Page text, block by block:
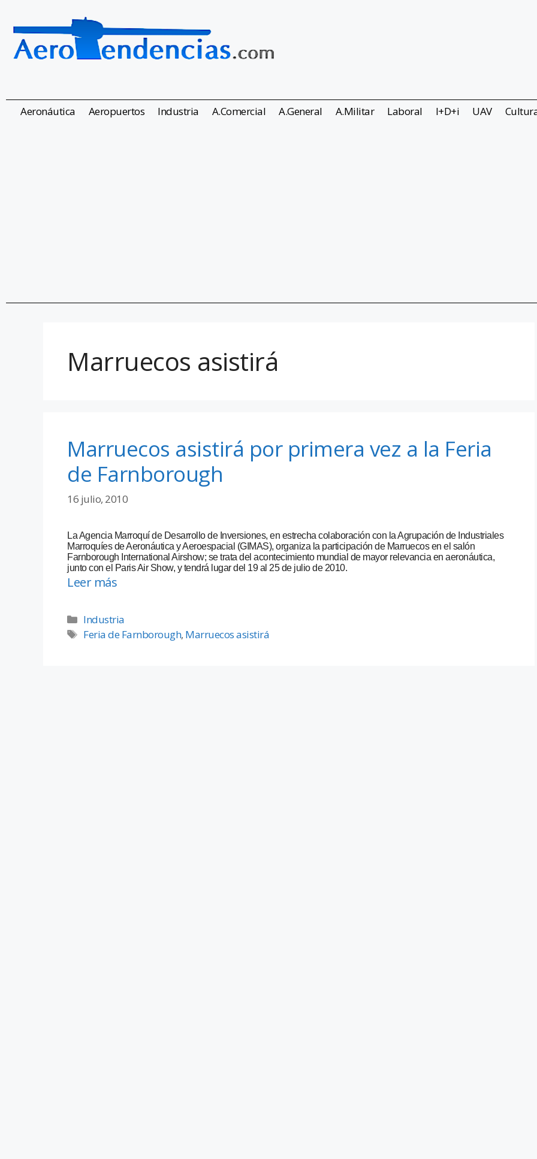
Aeronáutica Aeropuertos Industria A.Comercial A.General A.Militar Laboral I+D+i UAV
Marruecos asistirá
Marruecos asistirá por primera vez a la Feria
de Farnborough
16 julio, 2010
La Agencia Marroquí de Desarrollo de Inversiones, en estrecha colaboración con la Agrupación de Industriales
Marroquíes de Aeronáutica y Aeroespacial (GIMAS), organiza la participación de Marruecos en el salón
Farnborough International Airshow; se trata del acontecimiento mundial de mayor relevancia en aeronáutica,
junto con el Paris Air Show, y tendrá lugar del 19 al 25 de julio de 2010.
Leer más
Industria
Feria de Farnborough, Marruecos asistirá